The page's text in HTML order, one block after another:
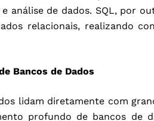
análise de dados. SQL, por
relacionais, realizando
Bancos de Dados
lidam diretamente com
profundo de bancos de